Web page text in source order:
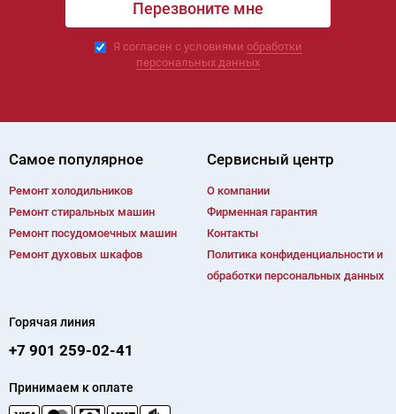
Я согласен с условиями обработки
персональных данных
Самое популярное
Ремонт холодильников
Ремонт cтиральных машин
Ремонт посудомоечных машин
Ремонт духовых шкафов
Сервисный центр
О компании
Фирменная гарантия
Контакты
Политика конфиденциальности и
обработки персональных данных
Горячая линия
+7 901 259-02-41
Принимаем к оплате